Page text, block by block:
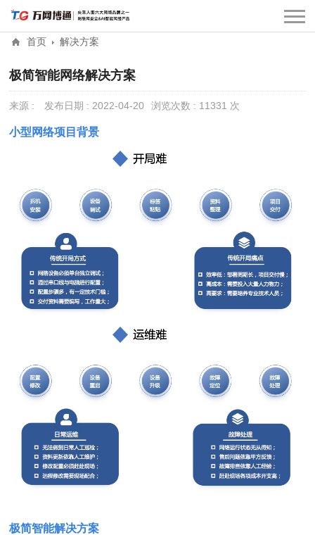
首页 解决方案
极简智能网络解决方案
来源 : 发布日期 : 2022-04-20 浏览次数 : 11331 次
小型网络项目背景
极简智能解决方案